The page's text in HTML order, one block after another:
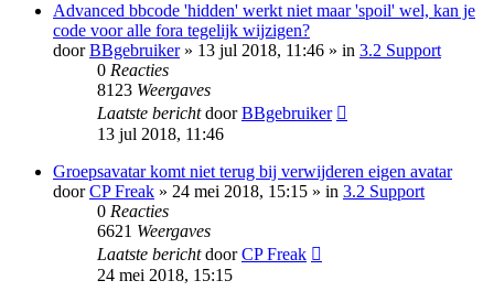
Advanced bbcode 'hidden' werkt niet maar 'spoil' wel, kan je
code voor alle fora tegelijk wijzigen?
doorBBgebruiker» 13 jul 2018, 11:46 » in 3.2 Support
0 Reacties
8123 Weergaves
Laatste berichtdoorBBgebruiker
13 jul 2018, 11:46
Groepsavatar komt niet terug bij verwijderen eigen avatar
doorCP Freak » 24 mei 2018, 15:15 » in 3.2 Support
0 Reacties
6621 Weergaves
Laatste berichtdoorCP Freak
24 mei 2018, 15:15